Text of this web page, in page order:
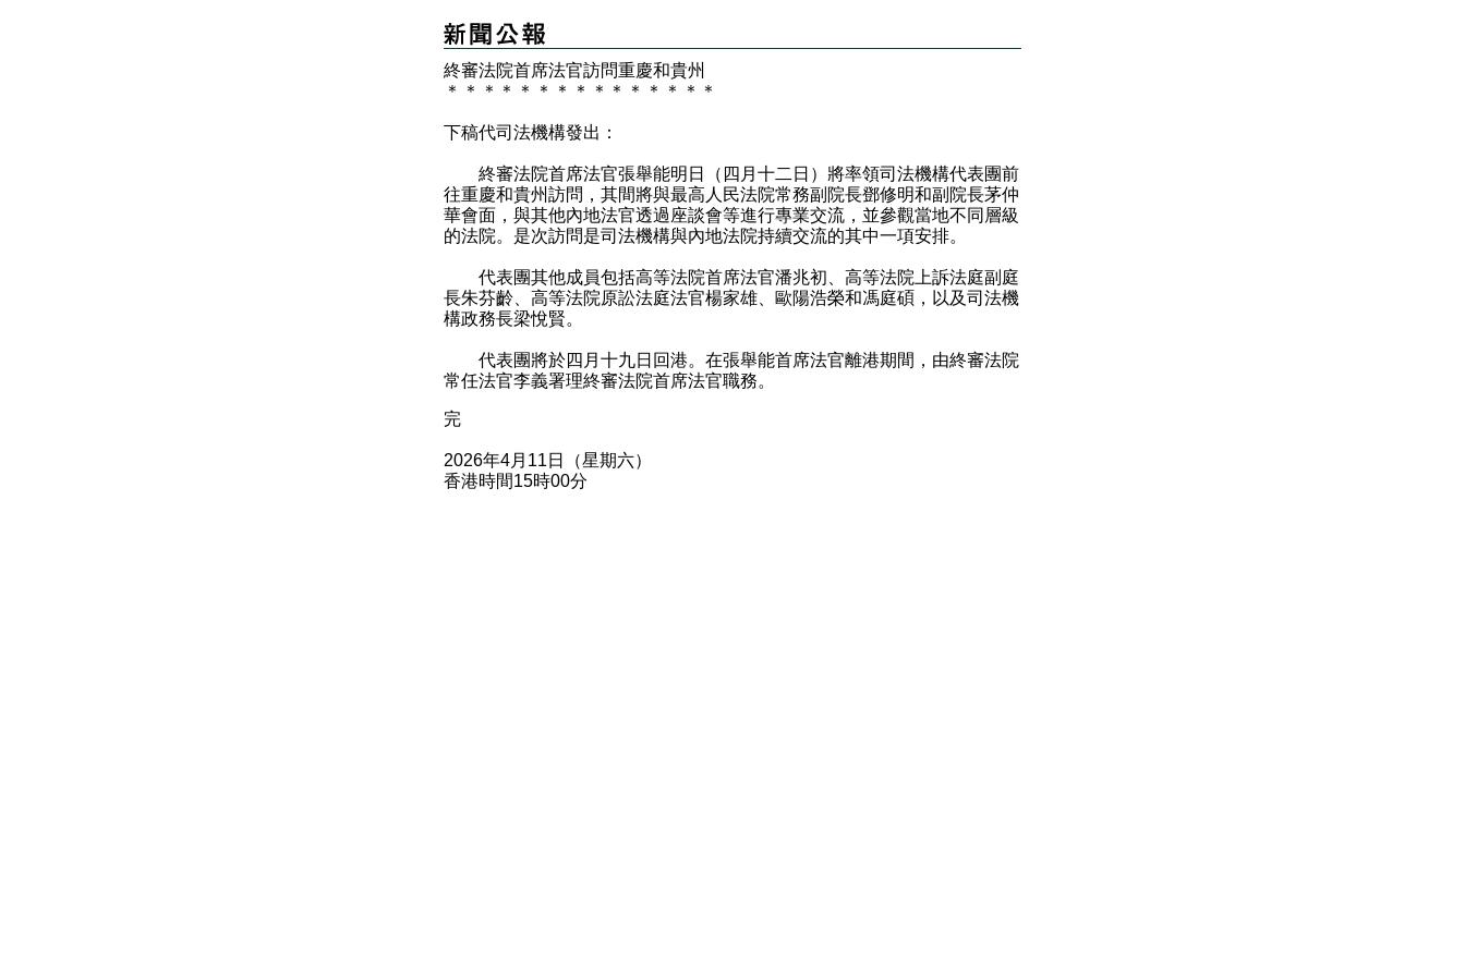
終審法院首席法官訪問重慶和貴州
＊
＊ ＊ ＊ ＊ ＊ ＊ ＊ ＊ ＊ ＊ ＊ ＊ ＊ ＊
下稿代司法機構發出：
終審法院首席法官張舉能明日（四月十二日）將率領司法機構代表團前
往重慶和貴州訪問，其間將與最高人民法院常務副院長鄧修明和副院長茅仲
華會面，與其他內地法官透過座談會等進行專業交流，並參觀當地不同層級
的法院。是次訪問是司法機構與內地法院持續交流的其中一項安排。
代表團其他成員包括高等法院首席法官潘兆初、高等法院上訴法庭副庭
長朱芬齡、高等法院原訟法庭法官楊家雄
歐陽浩榮和馮庭碩，以及司法機
構政務長梁悅賢。
代表團將於四月十九日回港。在張舉能首席法官離港期間，由終審法院
常任法官李義署理終審法院首席法官職務。
完
2026年4月11日（星期六）
香港時間15時00分